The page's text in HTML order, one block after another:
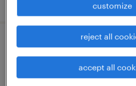
【名古屋】販売員／高級
大手外資グループ企業
customize
reject all
accept all